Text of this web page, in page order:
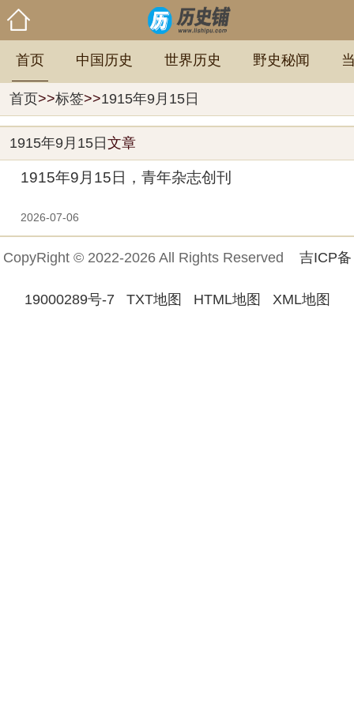
首页 中国历史 世界历史 野史秘闻
首页>>标签>>1915年9月15日
1915年9月15日 文章
1915年9月15日，青年杂志创刊
2026-07-06
CopyRight © 2022-2026 All Rights Reserved 吉ICP备
19000289号-7 TXT地图 HTML地图 XML地图